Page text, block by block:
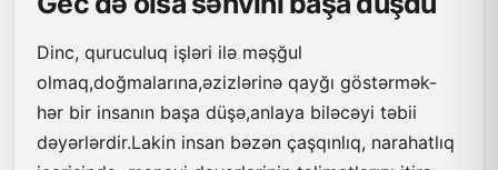
Dinc, quruculuq işləri ilə məşğul
olmaq,doğmalarına,əzizlərinə qayğı göstərmək-
hər bir insanın başa düşə,anlaya biləcəyi təbii
dəyərlərdir.Lakin insan bəzən çaşqınlıq, narahatlıq